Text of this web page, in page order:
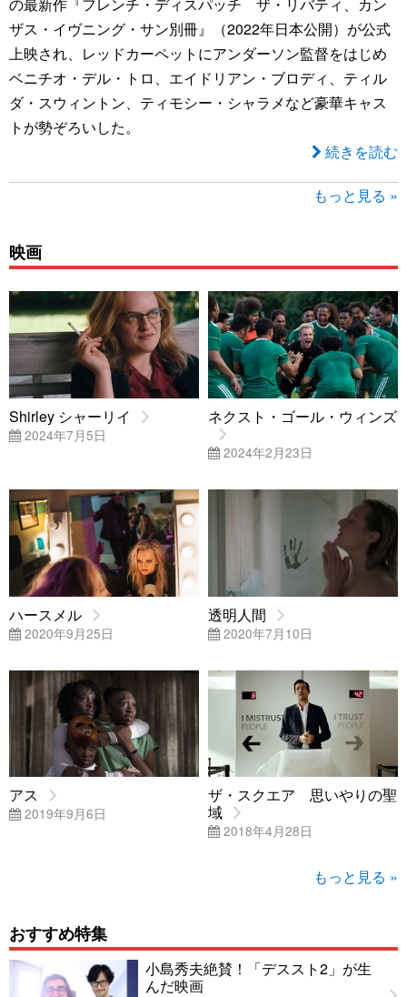
ザス・イヴニング・サン別冊』（2022年日本公開）が公式
上映され、レッドカーペットにアンダーソン監督をはじめ
ベニチオ・デル・トロ、エイドリアン・ブロディ、ティル
ダ・スウィントン、ティモシー・シャラメなど豪華キャス
トが勢ぞろいした。
続きを読む
もっと見る »
映画
Shirley シャーリイ
2024年7月5日
ネクスト・ゴール・ウィンズ
2024年2月23日
ハースメル
2020年9月25日
透明人間
2020年7月10日
アス
2019年9月6日
ザ・スクエア 思いやりの聖
域
2018年4月28日
もっと見る »
おすすめ特集
小島秀夫絶賛！「デススト2」が生
んだ映画